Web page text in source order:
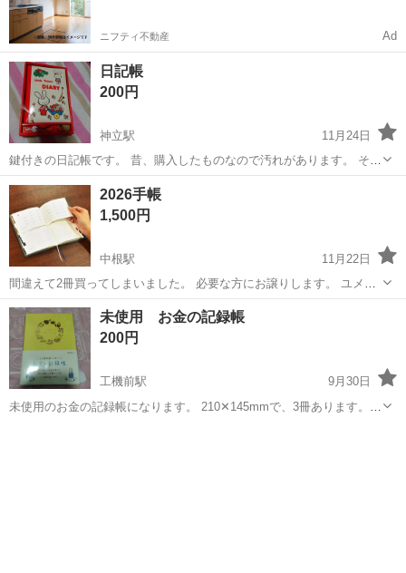
ニフティ不動産 Ad
日記帳
200円
神立駅
11月24日
鍵付きの日記帳です。 昔、購入したものなので汚れがあります。 その
ため、お安く提供します。
茨城 かすみがうら市
2026手帳
1,500円
中根駅
11月22日
間違えて2冊買ってしまいました。 必要な方にお譲りします。 ユメキ
ロック セパレートダイアリー 手帳 2026 1月始まり A5 B6 ウィーク
リー＆マンスリー 定価3460円
茨城 ひたちなか市 中根駅 手帳
未使用 お金の記録帳
200円
工機前駅
9月30日
未使用のお金の記録帳になります。 210✕145mmで、3冊あります。